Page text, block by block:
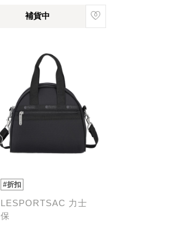
補貨中
#折扣
LESPORTSAC 力士
保